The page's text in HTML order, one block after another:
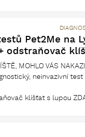
Pet2Me na
odstraňovač
MOHLO VÁS
neinvazivní
klíšťat s lupou